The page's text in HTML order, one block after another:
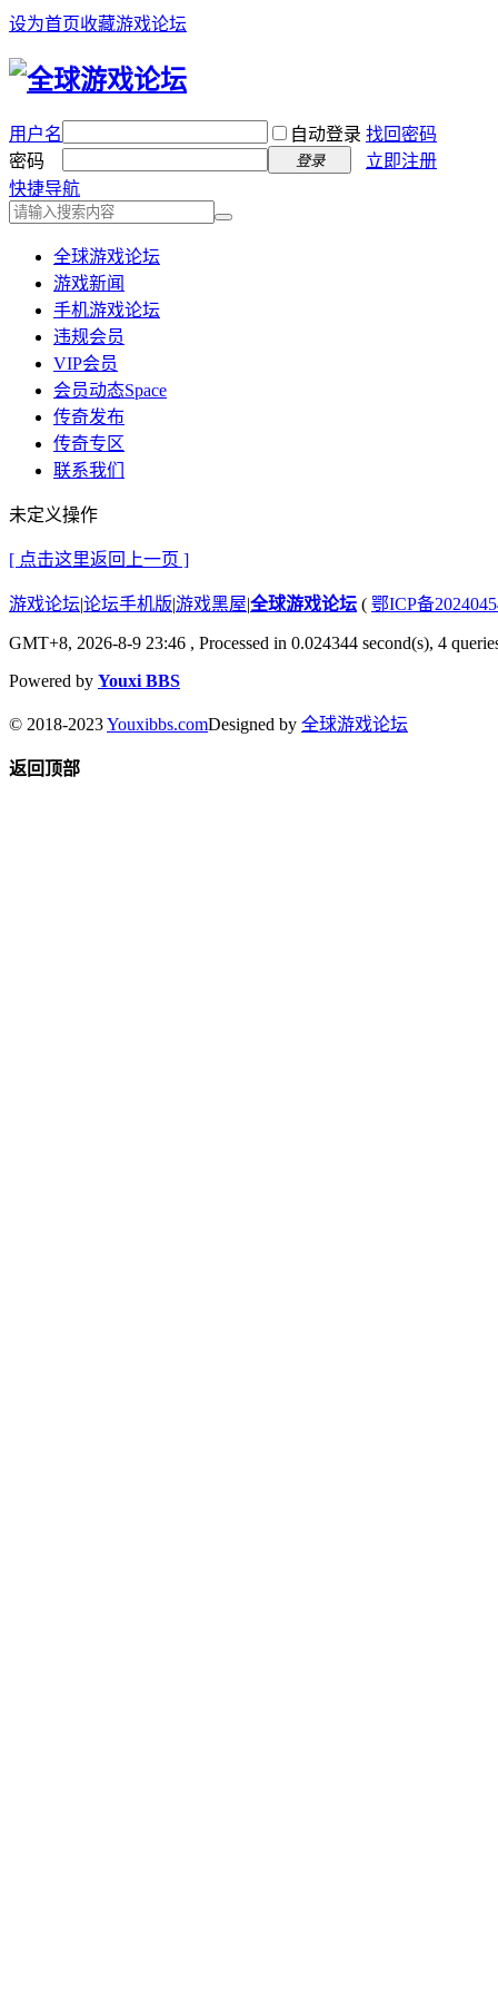
设为首页收藏游戏论坛
用户名 自动登录 找回密码
密码
登录
立即注册
快捷导航
全球游戏论坛
游戏新闻
手机游戏论坛
违规会员
VIP会员
会员动态Space
传奇发布
传奇专区
联系我们
未定义操作
[ 点击这里返回上一页 ]
游戏论坛|论坛手机版|游戏黑屋|全球游戏论坛 ( 鄂ICP备
GMT+8, 2026-8-9 23:46 , Processed in 0.024344 second(s), 4
Powered by Youxi BBS
© 2018-2023Youxibbs.comDesigned by 全球游戏论坛
返回顶部